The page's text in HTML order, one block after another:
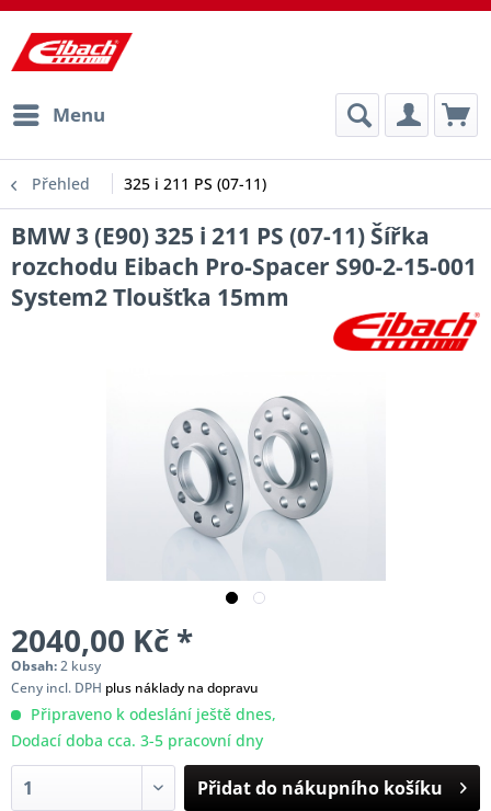
Menu
Přehled 325 i 211 PS (07-11)
BMW 3 (E90) 325 i 211 PS (07-11) Šířka
rozchodu Eibach Pro-Spacer S90-2-15-001
System2 Tloušťka 15mm
2040,00 Kč *
Obsah:2 kusy
Ceny incl. DPH plus náklady na dopravu
Připraveno k odeslání ještě dnes,
Dodací doba cca. 3-5 pracovní dny
Přidat do nákupního košíku